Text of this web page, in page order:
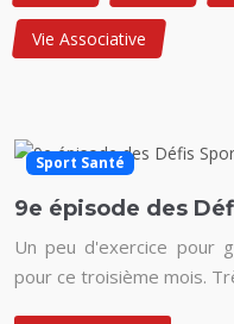
Vie Associative
Sport Santé
9e épisode des
Un peu d'exercice pour
pour ce troisième mois.